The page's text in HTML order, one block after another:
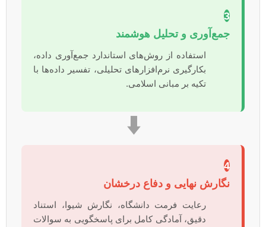
3
جمع‌آوری و تحلیل هوشمند
استفاده از روش‌های استاندارد جمع‌آوری داده،
بکارگیری نرم‌افزارهای تحلیلی، تفسیر داده‌ها با
تکیه بر مبانی اسلامی.
⬇️
4
نگارش نهایی و دفاع درخشان
رعایت فرمت دانشگاه، نگارش شیوا، استناد
دقیق، آمادگی کامل برای پاسخگویی به سوالات